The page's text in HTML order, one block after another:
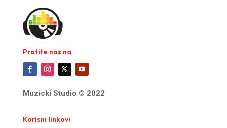
Pratite nas na
Muzicki Studio © 2022
Korisni linkovi